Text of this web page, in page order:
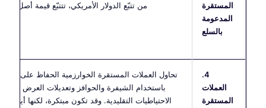
المستقرة
المدعومة
بالسلع
من تتبّع الدولار الأمريكي، تتتبّع قيمة أصل
4.
العملات
المستقرة
تحاول العملات المستقرة الخوارزمية الحفاظ على
باستخدام الشيفرة والحوافز وتعديلات العرض بدلاً
الاحتياطيات التقليدية. وقد تكون مبتكرة، لكنها أيضاً